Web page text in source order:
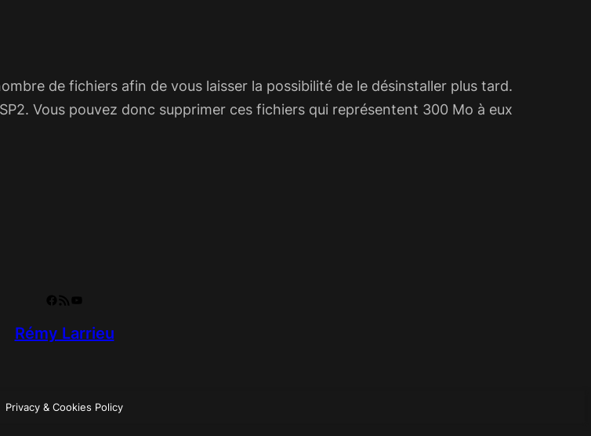
de fichiers afin de vous laisser la possibilité de le désinstaller plus tard.
Vous pouvez donc supprimer ces fichiers qui représentent 300 Mo à eux
Rémy Larrieu
Privacy & Cookies Policy